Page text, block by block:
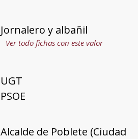
Jornalero y albañil
Ver todo fichas con este valor
UGT
PSOE
Alcalde de Poblete (Ciudad